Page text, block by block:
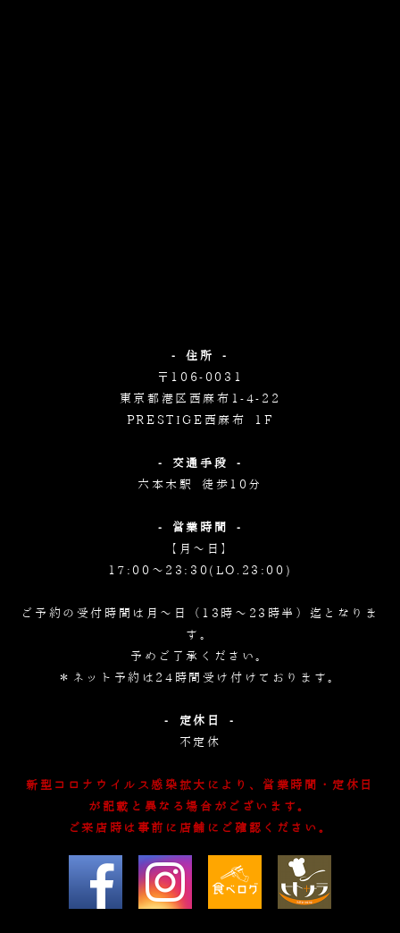
- 住所 -
〒106-0031
東京都港区西麻布1-4-22
PRESTIGE西麻布 1F
- 交通手段 -
六本木駅 徒歩10分
- 営業時間 -
【月～日】
17:00～23:30(LO.23:00)
ご予約の受付時間は月～日（13時～23時半）迄となりま
す。
予めご了承ください。
＊ネット予約は24時間受け付けております。
- 定休日 -
不定休
新型コロナウイルス感染拡大により、営業時間・定休日
が記載と異なる場合がございます。
ご来店時は事前に店舗にご確認ください。